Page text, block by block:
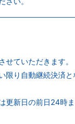
せていただきます。
限り自動継続決済
更新日の前日24時